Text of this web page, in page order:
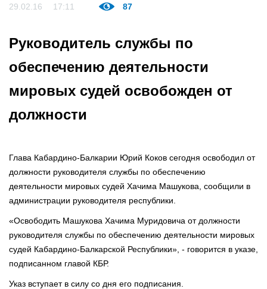
29.02.16 17:11 87
Руководитель службы по
обеспечению деятельности
мировых судей освобожден от
должности
Глава Кабардино-Балкарии Юрий Коков сегодня освободил от
должности руководителя службы по обеспечению
деятельности мировых судей Хачима Машукова, сообщили в
администрации руководителя республики.
«Освободить Машукова Хачима Муридовича от должности
руководителя службы по обеспечению деятельности мировых
судей Кабардино-Балкарской Республики», - говорится в указе,
подписанном главой КБР.
Указ вступает в силу со дня его подписания.